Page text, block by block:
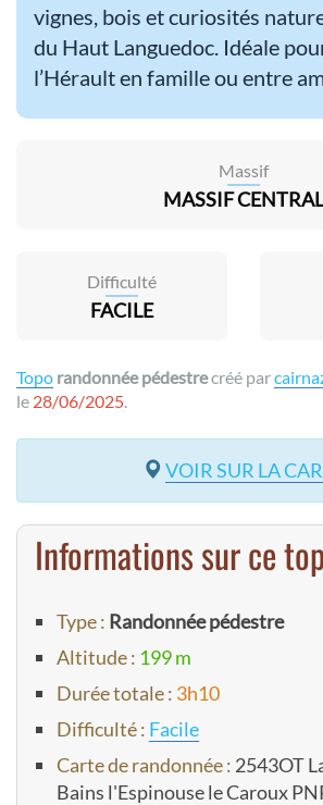
vignes, bois et curiosités
du Haut Languedoc. Idéale
l’Hérault en famille ou entre
Massif
MASSIF CENTRAL
Difficulté
FACILE
Topo randonnée pédestrecréé par
le 28/06/2025.
VOIR SUR LA
Informations sur ce
Type : Randonnée pédestre
Altitude : 199 m
Durée totale : 3h10
Difficulté : Facile
Carte de randonnée : 2543OT
Bains l'Espinouse le Caroux